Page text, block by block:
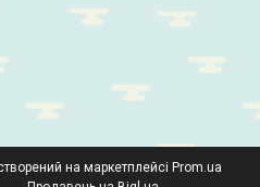
на маркетплейсі Prom.ua